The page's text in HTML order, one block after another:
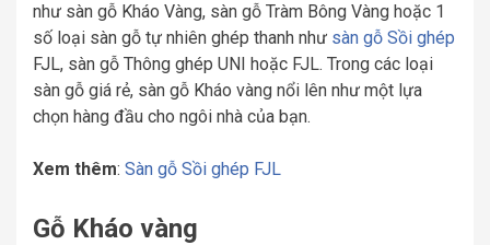
như sàn gỗ Kháo Vàng, sàn gỗ Tràm Bông Vàng hoặc 1
số loại sàn gỗ tự nhiên ghép thanh như sàn gỗ Sồi ghép
FJL, sàn gỗ Thông ghép UNI hoặc FJL. Trong các loại
sàn gỗ giá rẻ, sàn gỗ Kháo vàng nổi lên như một lựa
chọn hàng đầu cho ngôi nhà của bạn.
Xem thêm: Sàn gỗ Sồi ghép FJL
Gỗ Kháo vàng